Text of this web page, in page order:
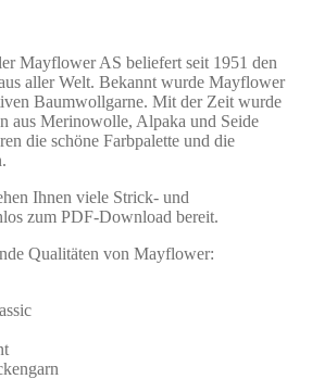
Mayflower AS beliefert seit 1951 den
aller Welt. Bekannt wurde Mayflower
Baumwollgarne. Mit der Zeit wurde
aus Merinowolle, Alpaka und Seide
die schöne Farbpalette und die
Ihnen viele Strick- und
zum PDF-Download bereit.
Qualitäten von Mayflower: